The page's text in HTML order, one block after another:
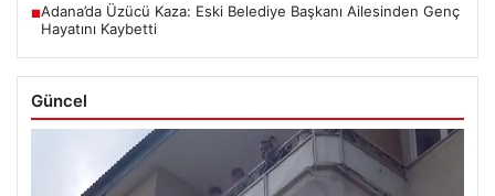
■Adana’da Üzücü Kaza: Eski Belediye Başkanı Ailesinden Genç
Hayatını Kaybetti
Güncel